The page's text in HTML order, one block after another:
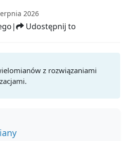
2026
| Udostępnij to
z rozwiązaniami